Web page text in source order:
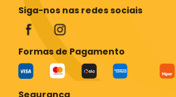
Siga-nos nas redes sociais
Formas de Pagamento
Segurança